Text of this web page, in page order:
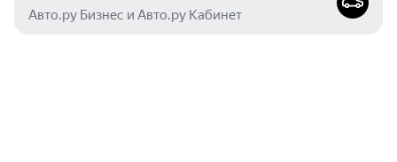
Авто.ру Бизнес и Авто.ру Кабинет